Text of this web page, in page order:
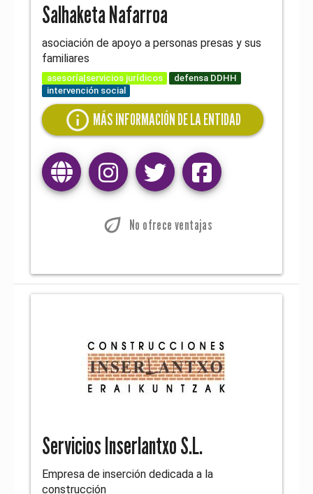
Salhaketa Nafarroa
asociación de apoyo a personas presas y sus
familiares
asesoría|servicios jurídicos
defensa DDHH
intervención social
info MÁS INFORMACIÓN DE LA ENTIDAD
eco No ofrece ventajas
Servicios Inserlantxo S.L.
Empresa de inserción dedicada a la
construcción